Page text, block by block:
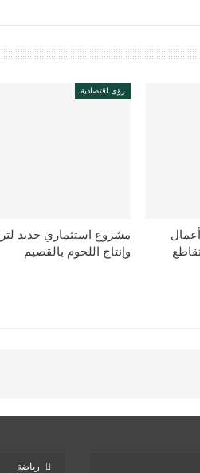
رؤى اقتصادية
مشروع استثماري جديد
وإنتاج اللحوم بالقصيم
رياضة